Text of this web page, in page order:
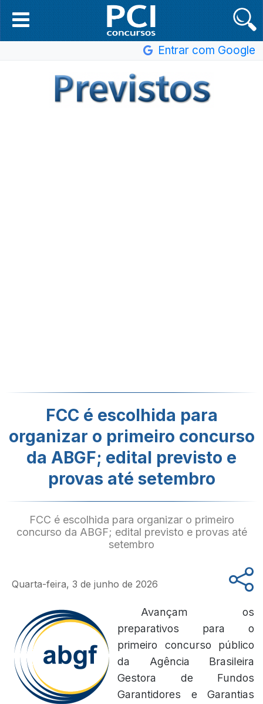
Entrar com Google
FCC é escolhida para
organizar o primeiro concurso
da ABGF; edital previsto e
provas até setembro
FCC é escolhida para organizar o primeiro
concurso da ABGF; edital previsto e provas até
setembro
Quarta-feira, 3 de junho de 2026
Avançam os
preparativos para o
primeiro concurso público
da Agência Brasileira
Gestora de Fundos
Garantidores e Garantias